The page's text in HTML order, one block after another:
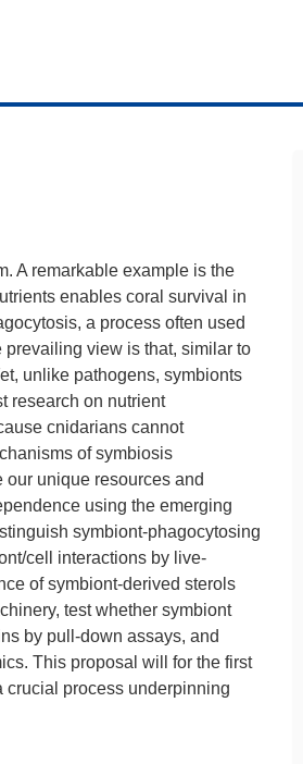
A remarkable example is the
enables coral survival in
a process often used
view is that, similar to
unlike pathogens, symbionts
research on nutrient
cnidarians cannot
of symbiosis
unique resources and
using the emerging
symbiont-phagocytosing
cell interactions by live-
of symbiont-derived sterols
test whether symbiont
by pull-down assays, and
This proposal will for the first
crucial process underpinning